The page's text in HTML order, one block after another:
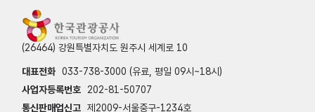
(26464) 강원특별자치도 원주시 세계로 10
대표전화 033-738-3000 (유료, 평일 09시~18시)
사업자등록번호
202-81-50707
통신판매업신고 제2009-서울중구-1234호